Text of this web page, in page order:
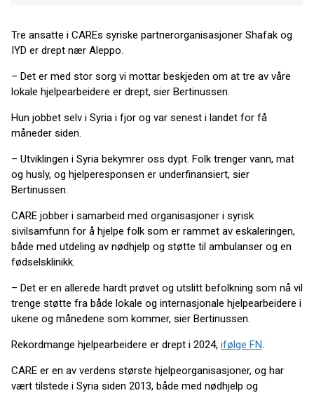
Tre ansatte i CAREs syriske partnerorganisasjoner Shafak og
IYD er drept nær Aleppo.
– Det er med stor sorg vi mottar beskjeden om at tre av våre
lokale hjelpearbeidere er drept, sier Bertinussen.
Hun jobbet selv i Syria i fjor og var senest i landet for få
måneder siden.
– Utviklingen i Syria bekymrer oss dypt. Folk trenger vann, mat
og husly, og hjelperesponsen er underfinansiert, sier
Bertinussen.
CARE jobber i samarbeid med organisasjoner i syrisk
sivilsamfunn for å hjelpe folk som er rammet av eskaleringen,
både med utdeling av nødhjelp og støtte til ambulanser og en
fødselsklinikk.
– Det er en allerede hardt prøvet og utslitt befolkning som nå vil
trenge støtte fra både lokale og internasjonale hjelpearbeidere i
ukene og månedene som kommer, sier Bertinussen.
Rekordmange hjelpearbeidere er drept i 2024, ifølge FN.
CARE er en av verdens største hjelpeorganisasjoner, og har
vært tilstede i Syria siden 2013, både med nødhjelp og